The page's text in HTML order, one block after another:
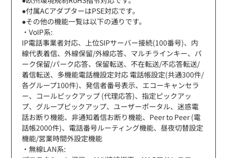
●付属ACアダプターはPSE対応です。
●その他の機能一覧は以下の通りです。
・VoIP系:
IP電話事業者対応、上位SIPサーバー接続(100番号)、内
線代表着信、外線保留/外線応答、マルチラインキー、パ
ーク保留/パーク応答、保留転送、不在転送/不応答転送/
着信転送、多機能電話機設定対応 電話帳設定(共通300件/
各グループ100件)、発信者番号表示、エコーキャンセラ
ー、コールピックアップ (代理応答)、指定ピックアッ
プ、グループピックアップ、ユーザーポータル、迷惑電
話お断り機能、非通知着信お断り機能、Peer to Peer (電
話帳2000件)、電話番号ルーティング機能、昼夜切替設定
機能/営業時間外設定機能
・無線LAN系: